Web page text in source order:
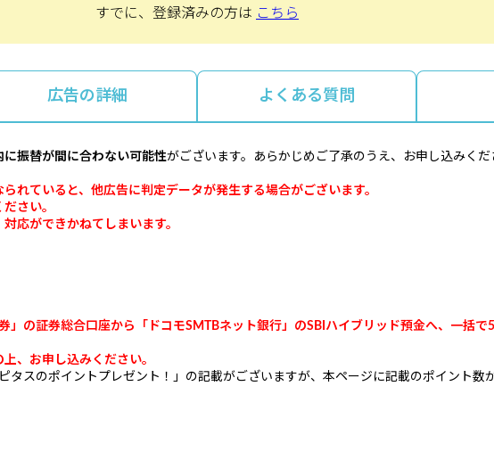
すでに、登録済みの方は こちら
広告の詳細 よくある質問
に振替が間に合わない可能性がございます。あらかじめご了承のうえ、お申し込みくだ
れていると、他広告に判定データが発生する場合がございます。
さい。
応ができかねてしまいます。
券」の証券総合口座から「ドコモSMTBネット銀行」のSBIハイブリッド預金へ、一括
、お申し込みください。
タスのポイントプレゼント！」の記載がございますが、本ページに記載のポイント数